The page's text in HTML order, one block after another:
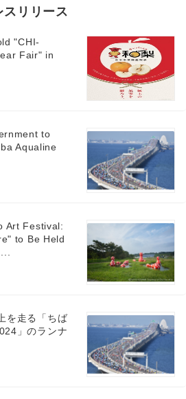
リリース
"CHI-
Fair" in
to
Aqualine
Art Festival:
to Be Held
を走る「ちば
」のランナ